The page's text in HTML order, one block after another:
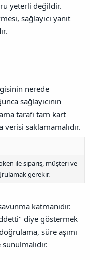
yeterli değildir.
sağlayıcı yanıt
nerede
sağlayıcının
tarafı tam kart
verisi saklamamalıdır.
ile sipariş, müşteri ve
gerekir.
katmanıdır.
diye göstermek
süre aşımı